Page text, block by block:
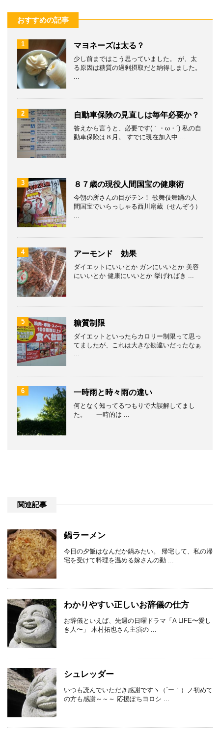
おすすめの記事
1 マヨネーズは太る？
少し前まではこう思っていました。 が、太
る原因は糖質の過剰摂取だと納得しました。
...
2 自動車保険の見直しは毎年必要か？
答えから言うと、必要です(｀・ω・´) 私の自
動車保険は８月。 すでに現在加入中 ...
3 ８７歳の現役人間国宝の健康術
今朝の所さんの目がテン！ 歌舞伎舞踊の人
間国宝でいらっしゃる西川扇蔵（せんぞう）
...
4 アーモンド 効果
ダイエットにいいとか ガンにいいとか 美容
にいいとか 健康にいいとか 挙げればき ...
5 糖質制限
ダイエットといったらカロリー制限って思っ
てましたが、これは大きな勘違いだったなぁ
...
6 一時雨と時々雨の違い
何となく知ってるつもりで大誤解してまし
た。 一時的は ...
関連記事
鍋ラーメン
今日の夕飯はなんだか鍋みたい。 帰宅して、私の帰
宅を受けて料理を温める嫁さんの動 ...
わかりやすい正しいお辞儀の仕方
お辞儀といえば、先週の日曜ドラマ「A LIFE〜愛し
き人〜」 木村拓也さん主演の ...
シュレッダー
いつも読んでいただき感謝ですヽ（´ー｀）ノ初めて
の方も感謝～～～ 応援ぽちヨロシ ...